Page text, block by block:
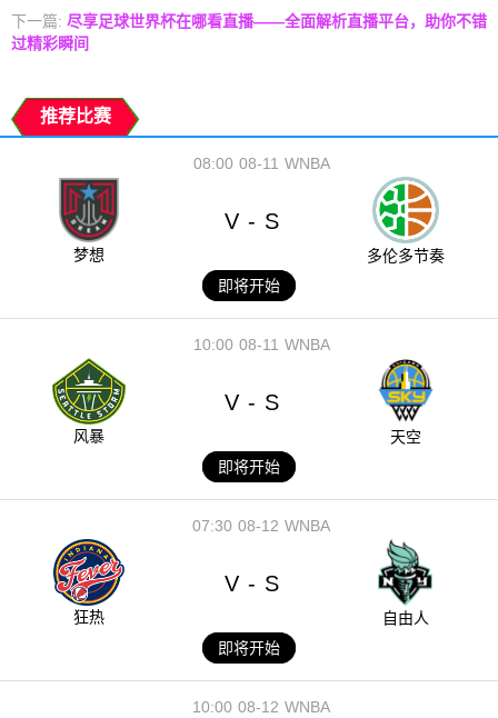
下一篇: 尽享足球世界杯在哪看直播——全面解析直播平台，助你不错
过精彩瞬间
推荐比赛
08-11
08:00 WNBA
梦想
V - S
多伦多节奏
即将开始
08-11
10:00 WNBA
风暴
V - S
天空
即将开始
08-12
07:30 WNBA
狂热
V - S
自由人
即将开始
08-12
10:00 WNBA